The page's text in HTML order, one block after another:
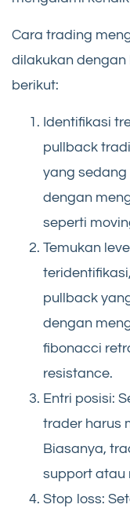
Cara trading
dilakukan
berikut:
Identifikasi
pullback
yang
dengan
seperti
Temukan
pullback
dengan
fibonacci
resistance.
Entri posisi:
trader harus
Biasanya,
support atau
Stop loss: